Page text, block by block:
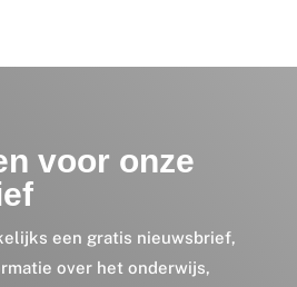
voor onze
een gratis nieuwsbrief,
over het onderwijs,